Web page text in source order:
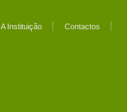
A Instituição Contactos